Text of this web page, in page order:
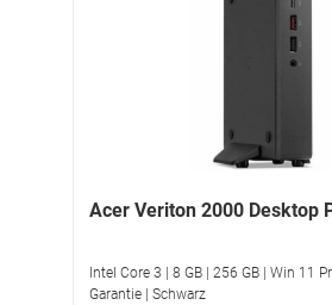
Acer Veriton 2000 Desktop
Intel Core 3 | 8 GB | 256 GB | Win 11
Garantie | Schwarz